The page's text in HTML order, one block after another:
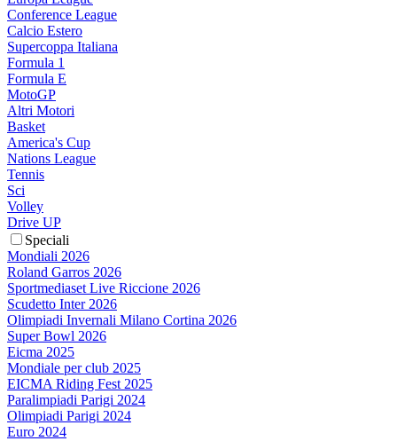
Conference League
Calcio Estero
Supercoppa Italiana
Formula 1
Formula E
MotoGP
Altri Motori
Basket
America's Cup
Nations League
Tennis
Sci
Volley
Drive UP
Speciali
Mondiali 2026
Roland Garros 2026
Sportmediaset Live Riccione 2026
Scudetto Inter 2026
Olimpiadi Invernali Milano Cortina 2026
Super Bowl 2026
Eicma 2025
Mondiale per club 2025
EICMA Riding Fest 2025
Paralimpiadi Parigi 2024
Olimpiadi Parigi 2024
Euro 2024